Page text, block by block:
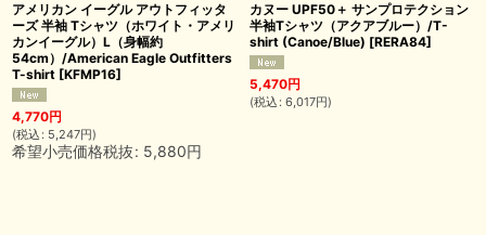
アメリカン イーグル アウトフィッタ
ーズ 半袖 Tシャツ（ホワイト・アメリ
カンイーグル）L（身幅約
54cm）/American Eagle Outfitters
T-shirt [KFMP16]
4,770円
(税込 : 5,247円)
希望小売価格税抜: 5,880円
カヌー UPF50＋ サンプロテクション
半袖Tシャツ（アクアブルー）/T-
shirt (Canoe/Blue) [RERA84]
5,470円
(税込 : 6,017円)